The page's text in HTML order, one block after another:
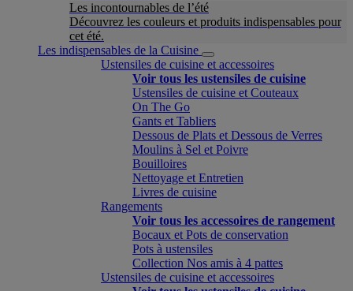
Les incontournables de l’été
Découvrez les couleurs et produits indispensables pour
cet été.
Les indispensables de la Cuisine
Ustensiles de cuisine et accessoires
Voir tous les ustensiles de cuisine
Ustensiles de cuisine et Couteaux
On The Go
Gants et Tabliers
Dessous de Plats et Dessous de Verres
Moulins à Sel et Poivre
Bouilloires
Nettoyage et Entretien
Livres de cuisine
Rangements
Voir tous les accessoires de rangement
Bocaux et Pots de conservation
Pots à ustensiles
Collection Nos amis à 4 pattes
Ustensiles de cuisine et accessoires